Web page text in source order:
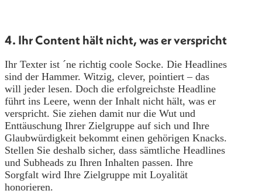
4. Ihr Content hält nicht, was er verspricht
Ihr Texter ist ´ne richtig coole Socke. Die Headlines
sind der Hammer. Witzig, clever, pointiert – das
will jeder lesen. Doch die erfolgreichste Headline
führt ins Leere, wenn der Inhalt nicht hält, was er
verspricht. Sie ziehen damit nur die Wut und
Enttäuschung Ihrer Zielgruppe auf sich und Ihre
Glaubwürdigkeit bekommt einen gehörigen Knacks.
Stellen Sie deshalb sicher, dass sämtliche Headlines
und Subheads zu Ihren Inhalten passen. Ihre
Sorgfalt wird Ihre Zielgruppe mit Loyalität
honorieren.